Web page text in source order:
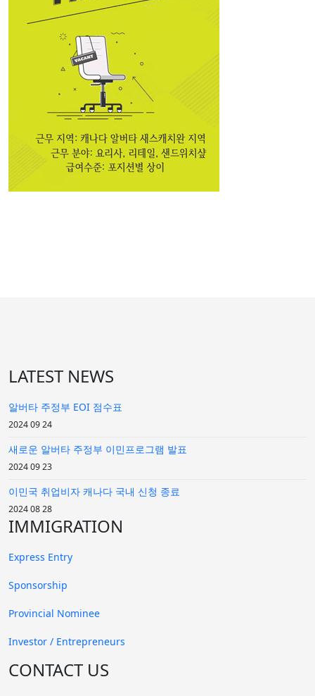
2019년 10월 접수→2020년 03월 AINP-AOS주정부 승인
나 ** - Liquor store supervisor
2019년 11월 접수→2020년 02월 ABEE주정부 승인
윤 ** - Dental Technician
2019년 11월 접수→2020년 03월 AINP-AOS주정부 승인
김 ** - Retail Store Supervisor
권 ** - Cook
2019년 11월 접수→2020년 03월 AINP-AOS주정부 승인
LATEST NEWS
알버타 주정부 EOI 점수표
2024 09 24
새로운 알버타 주정부 이민프로그램 발표
2024 09 23
이민국 취업비자 캐나다 국내 신청 종료
2024 08 28
IMMIGRATION
Express Entry
Sponsorship
Provincial Nominee
Investor / Entrepreneurs
CONTACT US